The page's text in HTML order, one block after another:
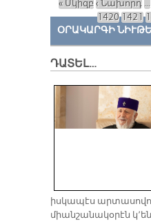
Էջեր
« Սկիզբ‹ Նախորդ …
14201421
ՕՐԱԿԱՐԳԻ
ԴԱՏԵԼ…
իսկապէս արտասովոր
միանշանակօրէն